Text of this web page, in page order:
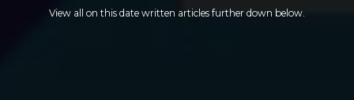
View all on this date written articles further down below.